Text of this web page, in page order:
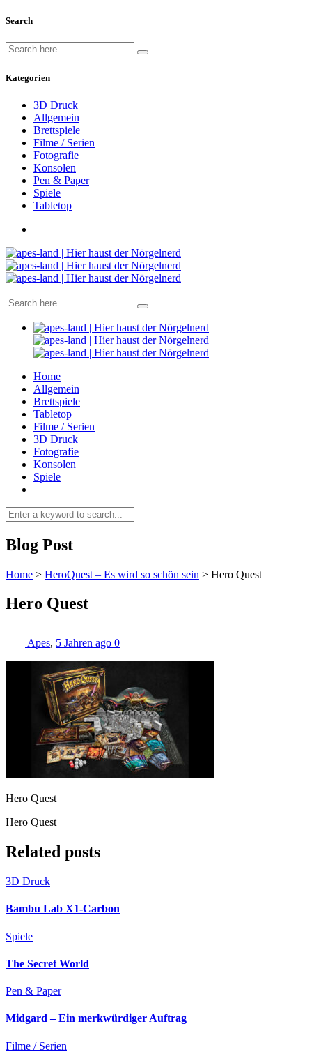
Search
Kategorien
3D Druck
Allgemein
Brettspiele
Filme / Serien
Fotografie
Konsolen
Pen & Paper
Spiele
Tabletop
Home
Allgemein
Brettspiele
Tabletop
Filme / Serien
3D Druck
Fotografie
Konsolen
Spiele
Blog Post
Home > HeroQuest – Es wird so schön sein > Hero Quest
Hero Quest
Apes, 5 Jahren ago 0
Hero Quest
Hero Quest
Related posts
3D Druck
Bambu Lab X1-Carbon
Spiele
The Secret World
Pen & Paper
Midgard – Ein merkwürdiger Auftrag
Filme / Serien